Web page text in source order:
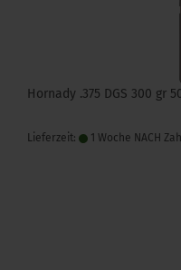
Hornady .375 DGS 300 gr
Lieferzeit: 1 Woche NACH